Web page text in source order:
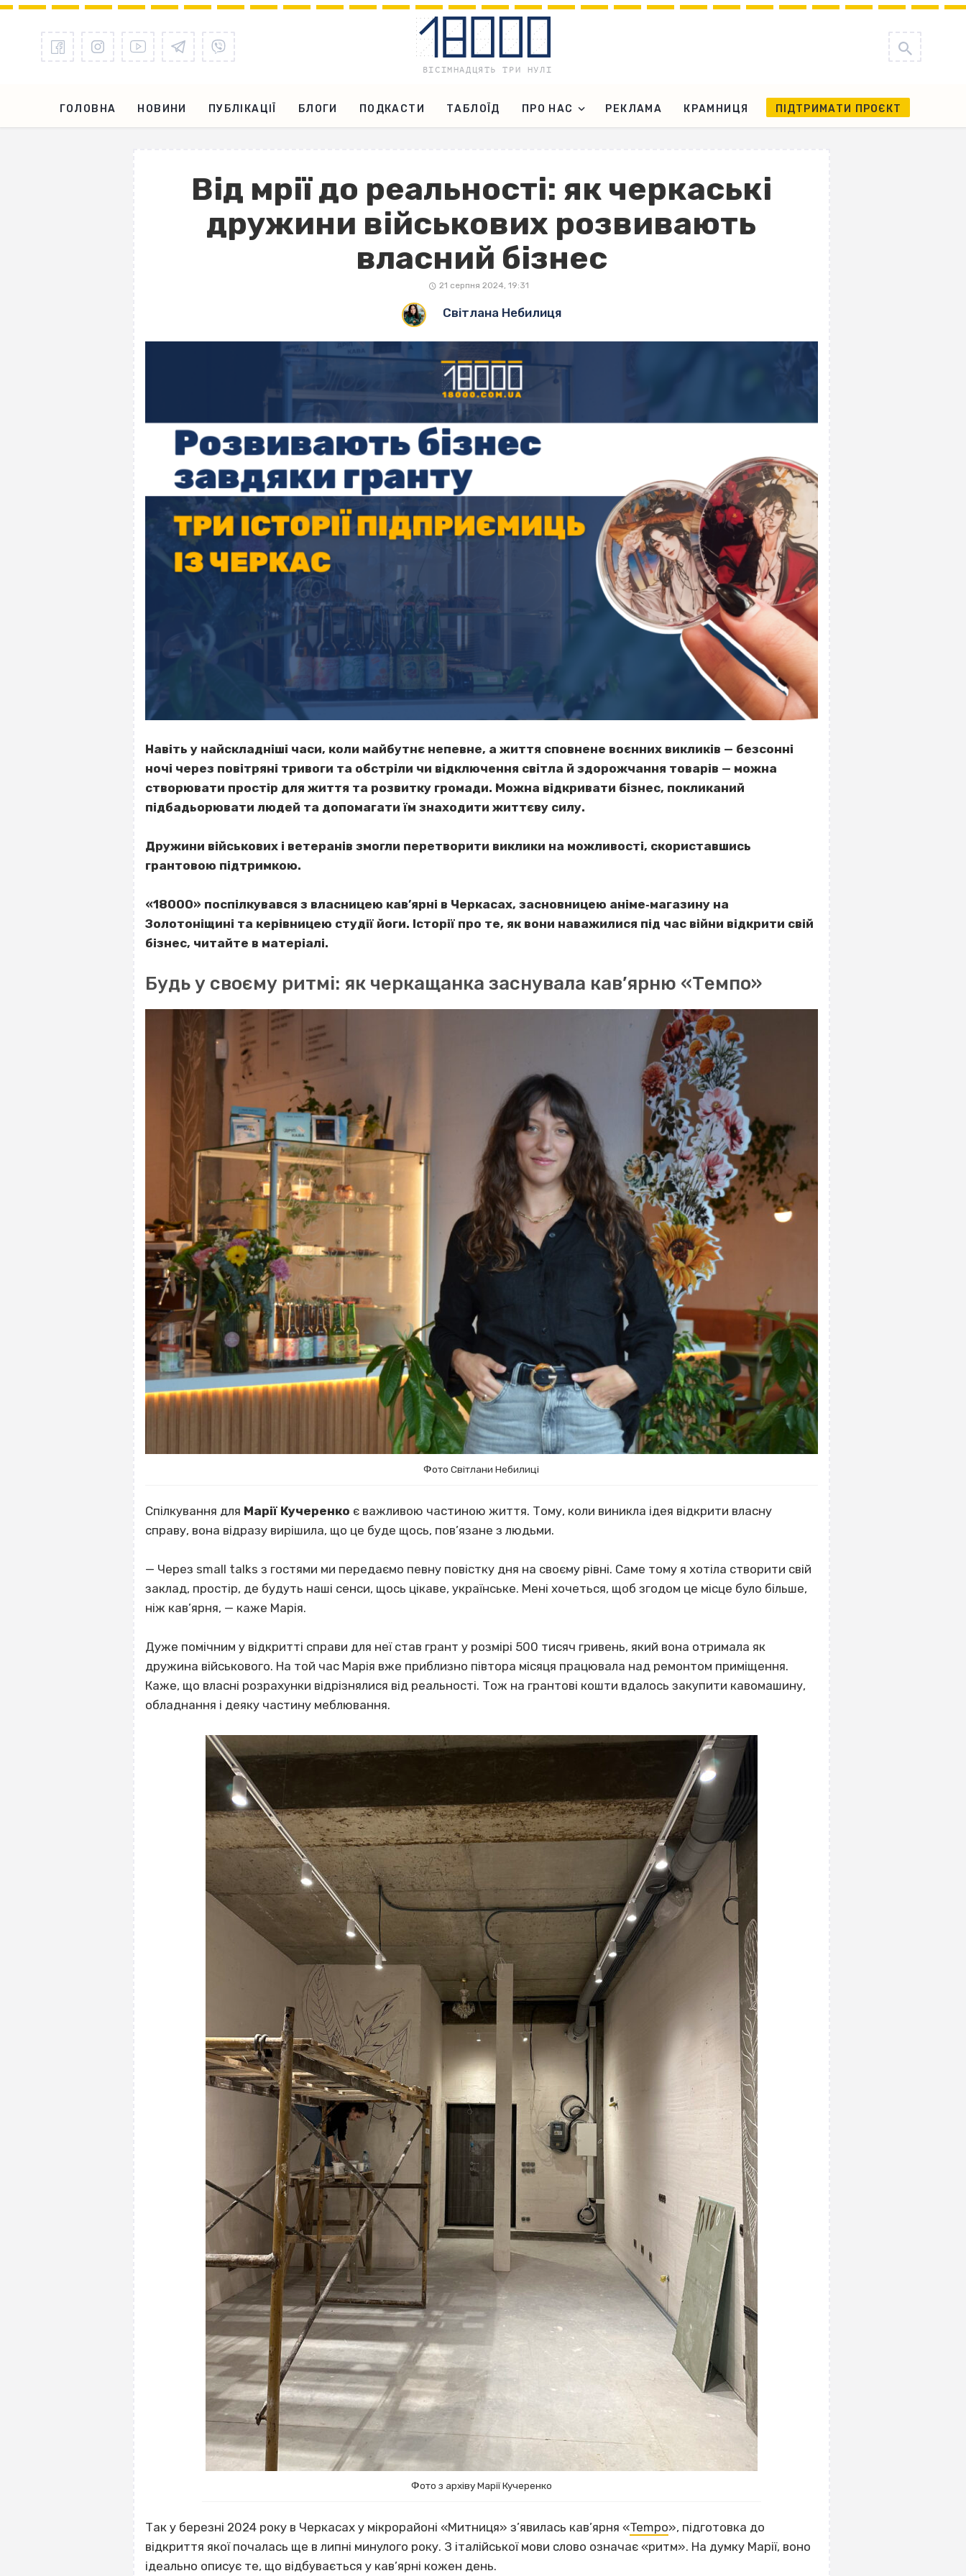
ГОЛОВНА НОВИНИ ПУБЛІКАЦІЇ БЛОГИ ПОДКАСТИ ТАБЛОЇД ПРО НАС РЕКЛАМА КРАМНИЦЯ ПІДТРИМАТИ ПРОЄКТ
Від мрії до реальності: як черкаські
дружини військових розвивають
власний бізнес
21 серпня 2024, 19:31
Світлана Небилиця
Навіть у найскладніші часи, коли майбутнє непевне, а життя сповнене воєнних викликів — безсонні
ночі через повітряні тривоги та обстріли чи відключення світла й здорожчання товарів — можна
створювати простір для життя та розвитку громади. Можна відкривати бізнес, покликаний
підбадьорювати людей та допомагати їм знаходити життєву силу.
Дружини військових і ветеранів змогли перетворити виклики на можливості, скориставшись
грантовою підтримкою.
«18000» поспілкувався з власницею кав’ярні в Черкасах, засновницею аніме‐магазину на
Золотоніщині та керівницею студії йоги. Історії про те, як вони наважилися під час війни відкрити свій
бізнес, читайте в матеріалі.
Будь у своєму ритмі: як черкащанка заснувала кав’ярню «Темпо»
Фото Світлани Небилиці
Спілкування для Марії Кучеренко є важливою частиною життя. Тому, коли виникла ідея відкрити власну
справу, вона відразу вирішила, що це буде щось, пов’язане з людьми.
— Через small talks з гостями ми передаємо певну повістку дня на своєму рівні. Саме тому я хотіла створити свій
заклад, простір, де будуть наші сенси, щось цікаве, українське. Мені хочеться, щоб згодом це місце було більше,
ніж кав’ярня, — каже Марія.
Дуже помічним у відкритті справи для неї став грант у розмірі 500 тисяч гривень, який вона отримала як
дружина військового. На той час Марія вже приблизно півтора місяця працювала над ремонтом приміщення.
Каже, що власні розрахунки відрізнялися від реальності. Тож на грантові кошти вдалось закупити кавомашину,
обладнання і деяку частину меблювання.
Фото з архіву Марії Кучеренко
Так у березні 2024 року в Черкасах у мікрорайоні «Митниця» з’явилась кав’ярня «Tempo», підготовка до
відкриття якої почалась ще в липні минулого року. З італійської мови слово означає «ритм». На думку Марії, воно
ідеально описує те, що відбувається у кав’ярні кожен день.